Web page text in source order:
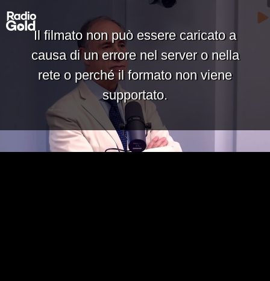
Il filmato non può essere caricato a
causa di un errore nel server o nella
rete o perché il formato non viene
supportato.